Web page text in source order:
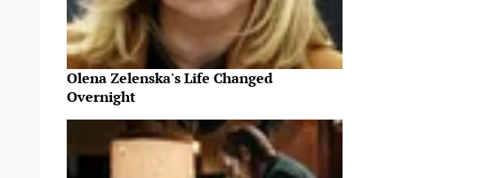
Olena Zelenska's Life Changed
Overnight